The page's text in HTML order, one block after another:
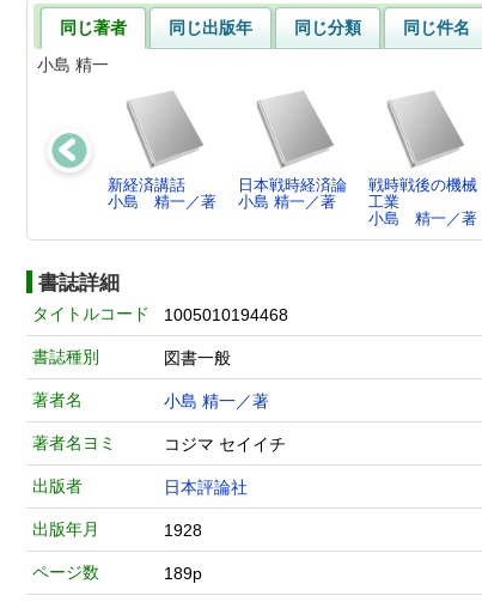
同じ著者 同じ出版年 同じ分類
同じ件名
小島 精一
新経済講話
小島 精一／著
日本戦時経済論
小島 精一／著
戦時戦後の機械
工業
小島 精一／著
書誌詳細
タイトルコード 1005010194468
書誌種別 図書一般
著者名 小島 精一／著
著者名ヨミ コジマ セイイチ
出版者 日本評論社
出版年月 1928
ページ数 189p